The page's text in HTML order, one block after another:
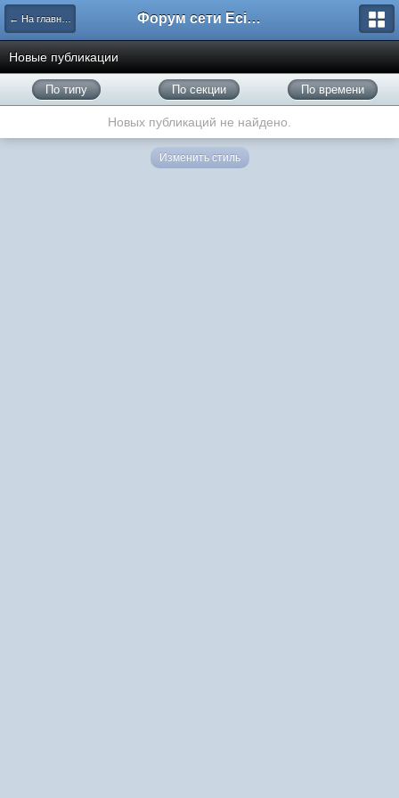
← На главную Форум сети EciлNet
Новые публикации
По типу По секции По времени
Новых публикаций не найдено.
Изменить стиль